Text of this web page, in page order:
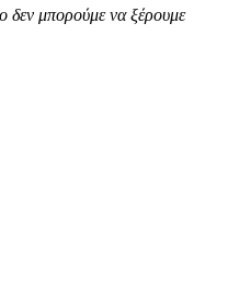
δεν μπορούμε να ξέρουμε